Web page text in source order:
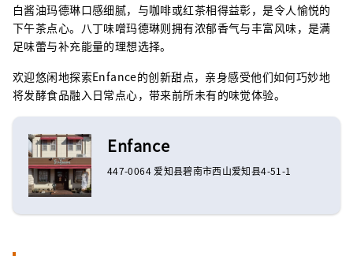
白酱油玛德琳口感细腻，与咖啡或红茶相得益彰，是令人愉悦的
下午茶点心。八丁味噌玛德琳则拥有浓郁香气与丰富风味，是满
足味蕾与补充能量的理想选择。
欢迎悠闲地探索Enfance的创新甜点，亲身感受他们如何巧妙地
将发酵食品融入日常点心，带来前所未有的味觉体验。
Enfance
447-0064 爱知县碧南市西山爱知县4-51-1